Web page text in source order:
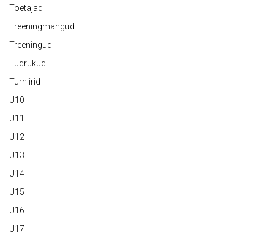
Toetajad
Treeningmängud
Treeningud
Tüdrukud
Turniirid
U10
U11
U12
U13
U14
U15
U16
U17